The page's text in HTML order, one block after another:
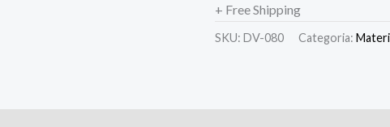
+ Free Shipping
SKU: DV-080 Categoria: